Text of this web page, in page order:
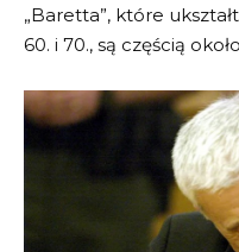
„Baretta”, które
60. i 70., są częścią